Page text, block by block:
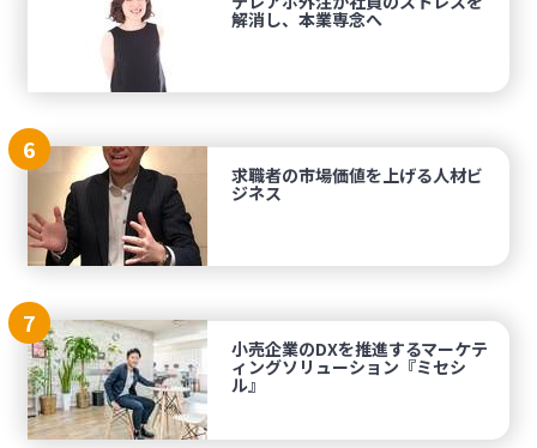
解消し、本業専念へ
6
求職者の市場価値を上げる人材ビ
ジネス
7
小売企業のDXを推進するマーケテ
ィングソリューション『ミセシ
ル』